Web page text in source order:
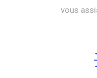
vous